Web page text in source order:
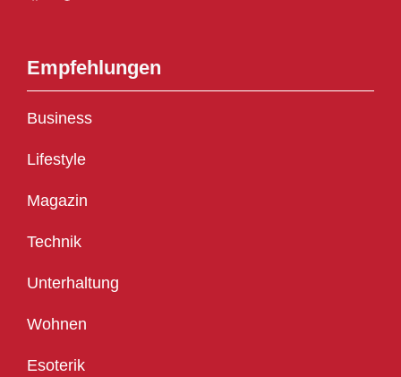
Empfehlungen
Business
Lifestyle
Magazin
Technik
Unterhaltung
Wohnen
Esoterik